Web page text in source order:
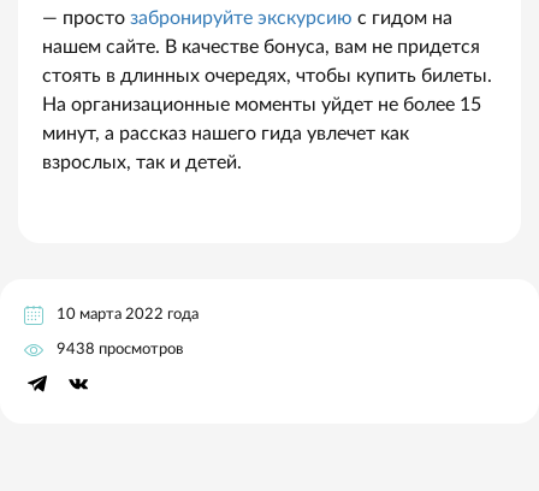
— просто забронируйте экскурсию с гидом на
нашем сайте. В качестве бонуса, вам не придется
стоять в длинных очередях, чтобы купить билеты.
На организационные моменты уйдет не более 15
минут, а рассказ нашего гида увлечет как
взрослых, так и детей.
10 марта 2022 года
9438 просмотров